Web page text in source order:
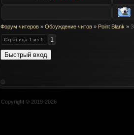
Форум читеров » Обсуждение читов » Point Blank »
Страница 1 из 1 1
Copyright © 2019-2026